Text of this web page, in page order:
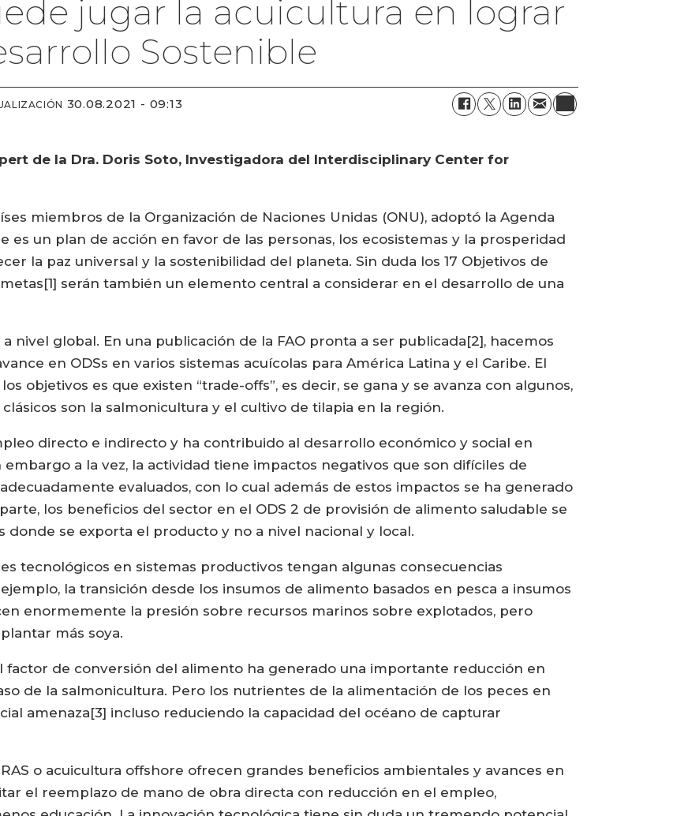
jugar la acuicultura en lograr
Sostenible
30.08.2021 - 09:13
de la Dra. Doris Soto, Investigadora del Interdisciplinary Center for
miembros de la Organización de Naciones Unidas (ONU), adoptó la Agenda
es un plan de acción en favor de las personas, los ecosistemas y la prosperidad
la paz universal y la sostenibilidad del planeta. Sin duda los 17 Objetivos de
serán también un elemento central a considerar en el desarrollo de una
nivel global. En una publicación de la FAO pronta a ser publicada[2], hacemos
en ODSs en varios sistemas acuícolas para América Latina y el Caribe. El
objetivos es que existen “trade-offs”, es decir, se gana y se avanza con algunos,
son la salmonicultura y el cultivo de tilapia en la región.
directo e indirecto y ha contribuido al desarrollo económico y social en
a la vez, la actividad tiene impactos negativos que son difíciles de
evaluados, con lo cual además de estos impactos se ha generado
los beneficios del sector en el ODS 2 de provisión de alimento saludable se
se exporta el producto y no a nivel nacional y local.
tecnológicos en sistemas productivos tengan algunas consecuencias
la transición desde los insumos de alimento basados en pesca a insumos
enormemente la presión sobre recursos marinos sobre explotados, pero
más soya.
factor de conversión del alimento ha generado una importante reducción en
de la salmonicultura. Pero los nutrientes de la alimentación de los peces en
amenaza[3] incluso reduciendo la capacidad del océano de capturar
o acuicultura offshore ofrecen grandes beneficios ambientales y avances en
el reemplazo de mano de obra directa con reducción en el empleo,